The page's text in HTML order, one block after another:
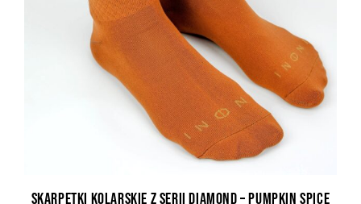
Skarpetki kolarskie z serii Diamond – Pumpkin Spice